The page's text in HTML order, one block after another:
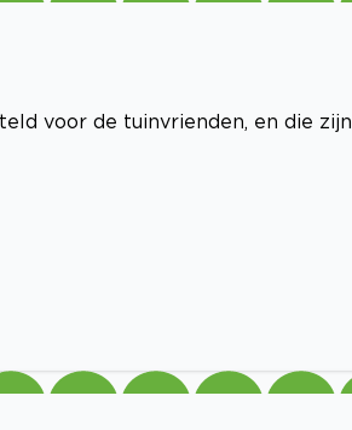
voor de tuinvrienden, en die zijn